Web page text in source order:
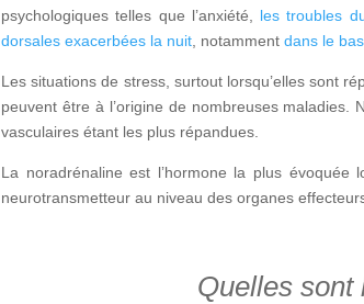
psychologiques telles que l’anxiété, les troubles
dorsales exacerbées la nuit, notamment dans le
Les situations de stress, surtout lorsqu’elles sont
peuvent être à l’origine de nombreuses
vasculaires étant les plus répandues.
La noradrénaline est l’hormone la plus
neurotransmetteur au niveau des organes
Quelles sont